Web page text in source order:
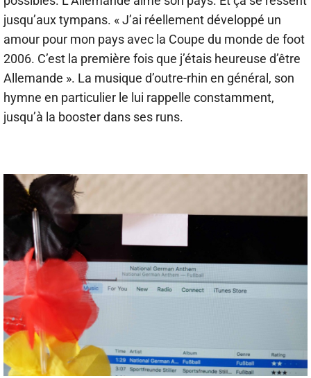
jusqu’aux tympans. « J’ai réellement développé un
amour pour mon pays avec la Coupe du monde de foot
2006. C’est la première fois que j’étais heureuse d’être
Allemande ». La musique d’outre-rhin en général, son
hymne en particulier le lui rappelle constamment,
jusqu’à la booster dans ses runs.